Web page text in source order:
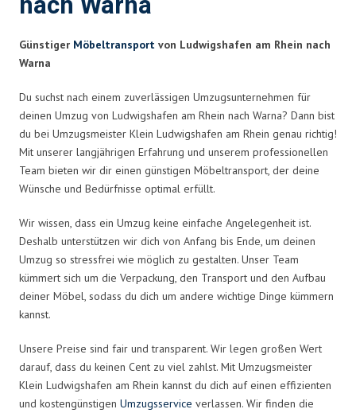
Günstiger Möbeltransport von Ludwigshafen am Rhein nach
Warna
Du suchst nach einem zuverlässigen Umzugsunternehmen für
deinen Umzug von Ludwigshafen am Rhein nach Warna? Dann bist
du bei Umzugsmeister Klein Ludwigshafen am Rhein genau richtig!
Mit unserer langjährigen Erfahrung und unserem professionellen
Team bieten wir dir einen günstigen Möbeltransport, der deine
Wünsche und Bedürfnisse optimal erfüllt.
Wir wissen, dass ein Umzug keine einfache Angelegenheit ist.
Deshalb unterstützen wir dich von Anfang bis Ende, um deinen
Umzug so stressfrei wie möglich zu gestalten. Unser Team
kümmert sich um die Verpackung, den Transport und den Aufbau
deiner Möbel, sodass du dich um andere wichtige Dinge kümmern
kannst.
Unsere Preise sind fair und transparent. Wir legen großen Wert
darauf, dass du keinen Cent zu viel zahlst. Mit Umzugsmeister
Klein Ludwigshafen am Rhein kannst du dich auf einen effizienten
und kostengünstigen Umzugsservice verlassen. Wir finden die